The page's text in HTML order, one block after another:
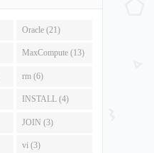
Oracle (21)
MaxCompute (13)
rm (6)
INSTALL (4)
JOIN (3)
vi (3)